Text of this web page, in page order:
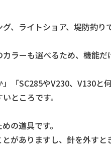
、ライトショア、堤防釣り
ラーも選べるため、機能
「SC285やV230、V130と
ところです。
の道具です。
がありますし、針を外すと